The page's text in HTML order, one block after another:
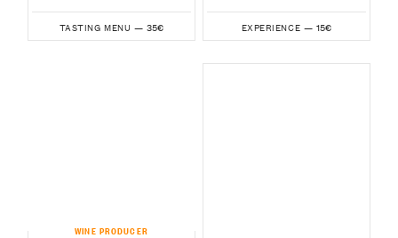
TASTING MENU — 35€ EXPERIENCE — 15€
WINE PRODUCER